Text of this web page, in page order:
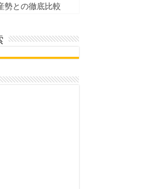
勢との徹底比較
命